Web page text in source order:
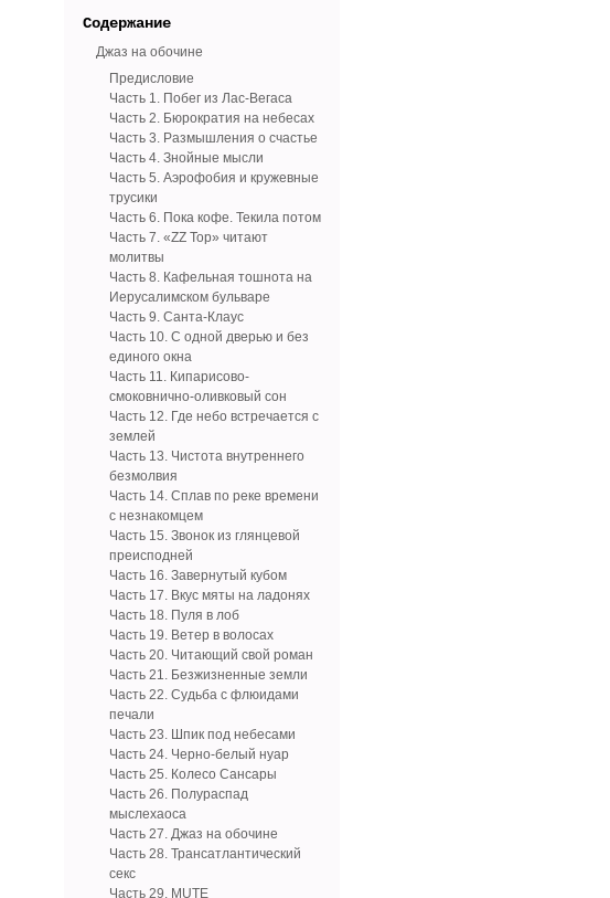
Содержание
Джаз на обочине
Предисловие
Часть 1. Побег из Лас-Вегаса
Часть 2. Бюрократия на небесах
Часть 3. Размышления о счастье
Часть 4. Знойные мысли
Часть 5. Аэрофобия и кружевные
трусики
Часть 6. Пока кофе. Текила потом
Часть 7. «ZZ Top» читают
молитвы
Часть 8. Кафельная тошнота на
Иерусалимском бульваре
Часть 9. Санта-Клаус
Часть 10. С одной дверью и без
единого окна
Часть 11. Кипарисово-
смоковнично-оливковый сон
Часть 12. Где небо встречается с
землей
Часть 13. Чистота внутреннего
безмолвия
Часть 14. Сплав по реке времени
с незнакомцем
Часть 15. Звонок из глянцевой
преисподней
Часть 16. Завернутый кубом
Часть 17. Вкус мяты на ладонях
Часть 18. Пуля в лоб
Часть 19. Ветер в волосах
Часть 20. Читающий свой роман
Часть 21. Безжизненные земли
Часть 22. Судьба с флюидами
печали
Часть 23. Шпик под небесами
Часть 24. Черно-белый нуар
Часть 25. Колесо Сансары
Часть 26. Полураспад
мыслехаоса
Часть 27. Джаз на обочине
Часть 28. Трансатлантический
секс
Часть 29. MUTE